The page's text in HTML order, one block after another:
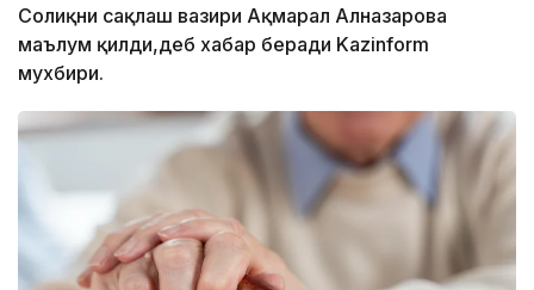
Соғлиқни сақлаш вазири Ақмарал Алназарова
маълум қилди,деб хабар беради Kazinform
мухбири.